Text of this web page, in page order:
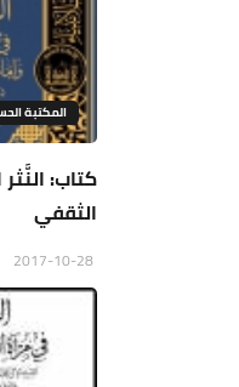
المكتبة
كتاب:
الثقفي